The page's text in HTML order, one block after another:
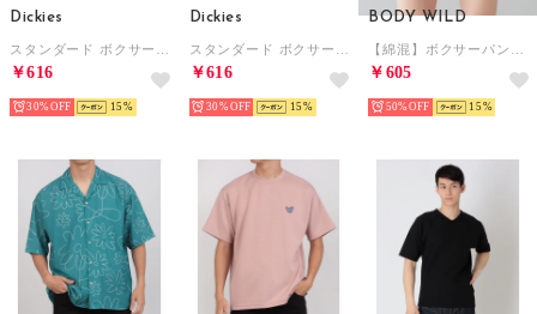
Dickies
￥616
30% 15
Dickies
￥616
30% 15
BODY WILD
￥605
50% 15